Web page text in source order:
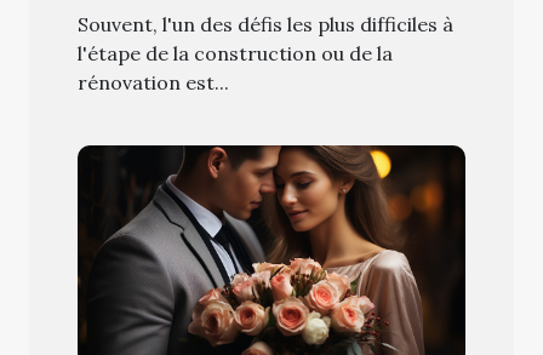
Souvent, l'un des défis les plus difficiles à
l'étape de la construction ou de la
rénovation est...